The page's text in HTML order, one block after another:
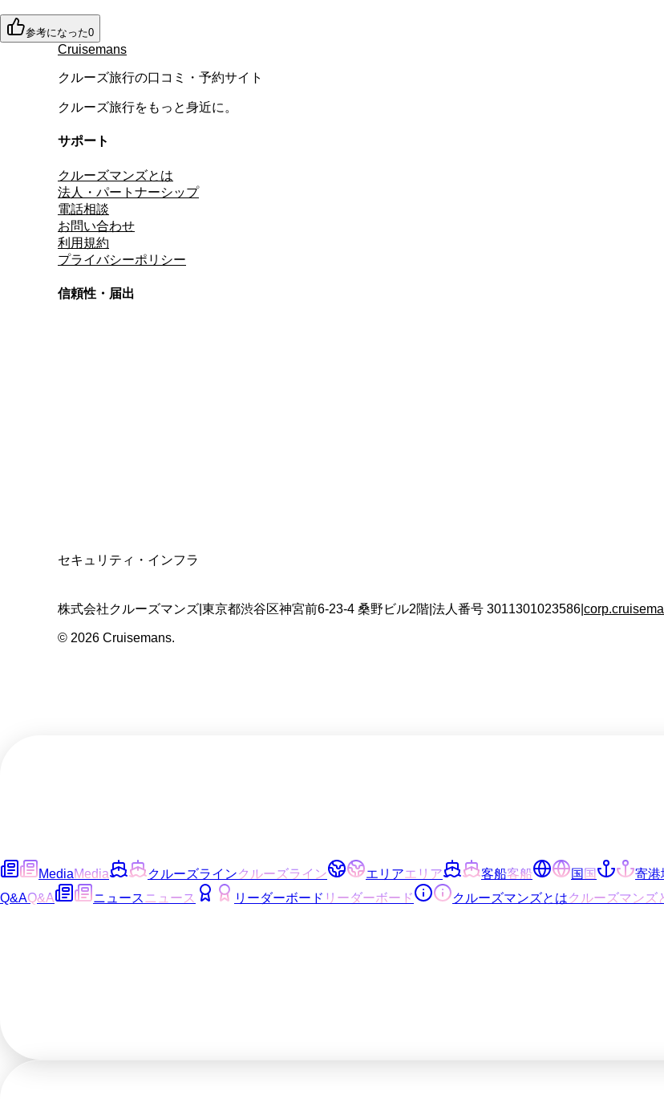
参考になった0
Cruisemans
クルーズ旅行の口コミ・予約サイト
クルーズ旅行をもっと身近に。
サポート
クルーズマンズとは
法人・パートナーシップ
電話相談
お問い合わせ
利用規約
プライバシーポリシー
信頼性・届出
セキュリティ・インフラ
株式会社クルーズマンズ 東京都渋谷区神宮前6-23-4 桑野ビル2階 法人番号 3011301023586
© 2026 Cruisemans.
MediaMedia クルーズラインクルーズライン エリアエリア 客船客船 国国 寄港
Q&AQ&A ニュース ニュース リーダーボード リーダーボード クルーズマンズとはクルーズマンズ